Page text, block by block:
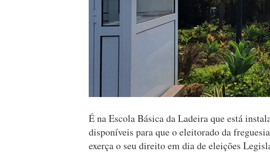
É na Escola Básica da Ladeira que está
disponíveis para que o eleitorado da
exerça o seu direito em dia de eleições